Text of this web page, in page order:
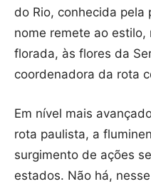
do Rio, conhecida pela
nome remete ao
florada, às flores da
coordenadora da rota
Em nível mais
rota paulista, a
surgimento de ações
estados. Não há,